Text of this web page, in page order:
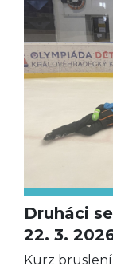
Druháci
22. 3.
Kurz bruslení